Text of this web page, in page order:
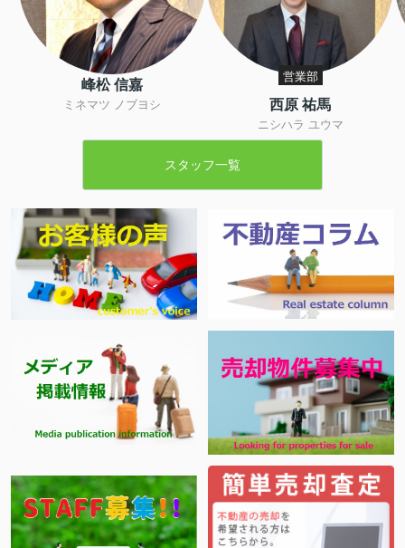
峰松 信嘉
ミネマツ ノブヨシ
営業部
西原 祐馬
ニシハラ ユウマ
スタッフ一覧